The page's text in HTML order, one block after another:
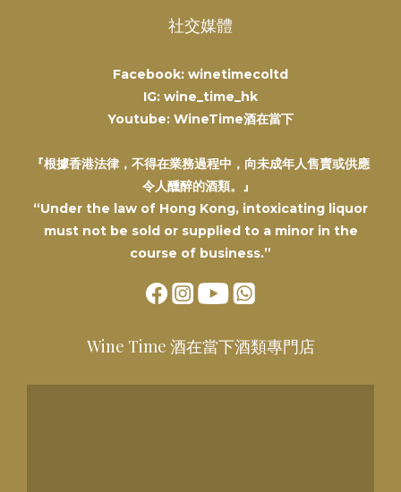
社交媒體
Facebook: winetimecoltd
IG: wine_time_hk
Youtube: WineTime酒在當下
『根據香港法律，不得在業務過程中，向未成年人售賣或供應
令人醺醉的酒類。』
“Under the law of Hong Kong, intoxicating liquor
must not be sold or supplied to a minor in the
course of business.”
Wine Time 酒在當下酒類專門店